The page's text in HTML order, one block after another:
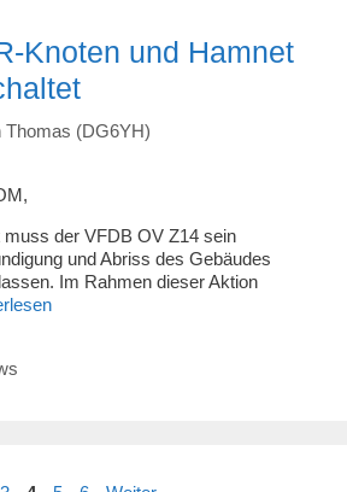
Knoten und Hamnet
Thomas (DG6YH)
der VFDB OV Z14 sein
und Abriss des Gebäudes
Im Rahmen dieser Aktion